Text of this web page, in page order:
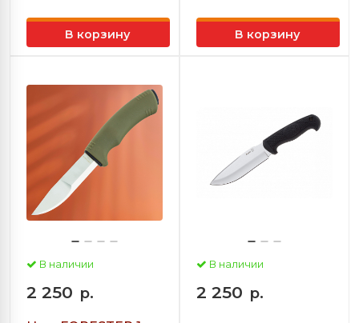
В корзину В корзину
В наличии
2 250 р.
В наличии
2 250 р.